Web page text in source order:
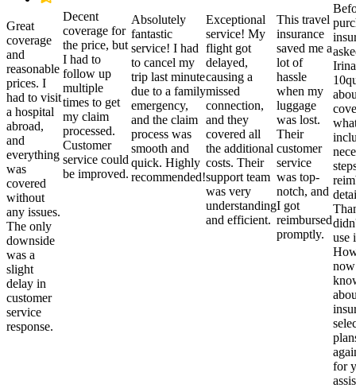
Great
coverage
and
reasonable
prices. I
had to visit
a hospital
abroad,
and
everything
was
covered
without
any issues.
The only
downside
was a
slight
delay in
customer
service
response.
Decent
coverage for
the price, but
I had to
follow up
multiple
times to get
my claim
processed.
Customer
service could
be improved.
Absolutely
fantastic
service! I had
to cancel my
trip last minute
due to a family
emergency,
and the claim
process was
smooth and
quick. Highly
recommended!
Exceptional
service! My
flight got
delayed,
causing a
missed
connection,
and they
covered all
the additional
costs. Their
support team
was very
understanding
and efficient.
This travel
insurance
saved me a
lot of
hassle
when my
luggage
was lost.
Their
customer
service
was top-
notch, and
I got
reimbursed
promptly.
use
for